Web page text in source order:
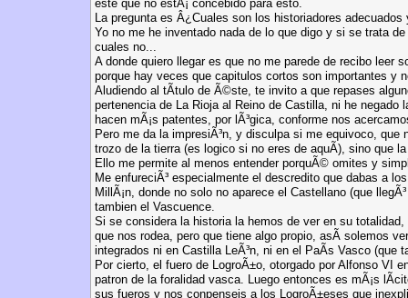
este que no estÃ¡ concebido para esto.
La pregunta es Â¿Cuales son los historiadores
Yo no me he inventado nada de lo que digo y si se trata
cuales no...
A donde quiero llegar es que no me parede de recibo leer
porque hay veces que capitulos cortos son importantes y
Aludiendo al tÃ­tulo de Ã©ste, te invito a que repases
pertenencia de La Rioja al Reino de Castilla, ni he
hacen mÃ¡s patentes, por lÃ³gica, conforme nos
Pero me da la impresiÃ³n, y disculpa si me equivoco,
trozo de la tierra (es logico si no eres de aquÃ­), sino que
Ello me permite al menos entender porquÃ© omites y
Me enfureciÃ³ especialmente el descredito que dabas a
MillÃ¡n, donde no solo no aparece el Castellano (que
tambien el Vascuence.
Si se considera la historia la hemos de ver en su
que nos rodea, pero que tiene algo propio, asÃ­ solemos
integrados ni en Castilla LeÃ³n, ni en el PaÃ­s Vasco (que
Por cierto, el fuero de LogroÃ±o, otorgado por Alfonso VI
patron de la foralidad vasca. Luego entonces es mÃ¡s
sus fueros y nos conpenseis a los LogroÃ±eses que